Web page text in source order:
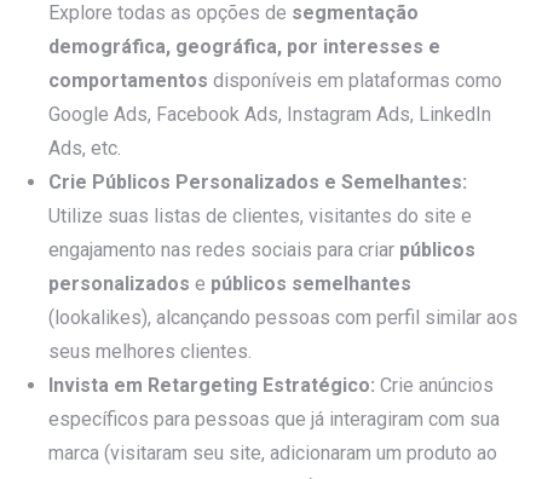
Explore todas as opções de segmentação
demográfica, geográfica, por interesses e
comportamentos disponíveis em plataformas como
Google Ads, Facebook Ads, Instagram Ads, LinkedIn
Ads, etc.
Crie Públicos Personalizados e Semelhantes:
Utilize suas listas de clientes, visitantes do site e
engajamento nas redes sociais para criar públicos
personalizados e públicos semelhantes
(lookalikes), alcançando pessoas com perfil similar aos
seus melhores clientes.
Invista em Retargeting Estratégico: Crie anúncios
específicos para pessoas que já interagiram com sua
marca (visitaram seu site, adicionaram um produto ao